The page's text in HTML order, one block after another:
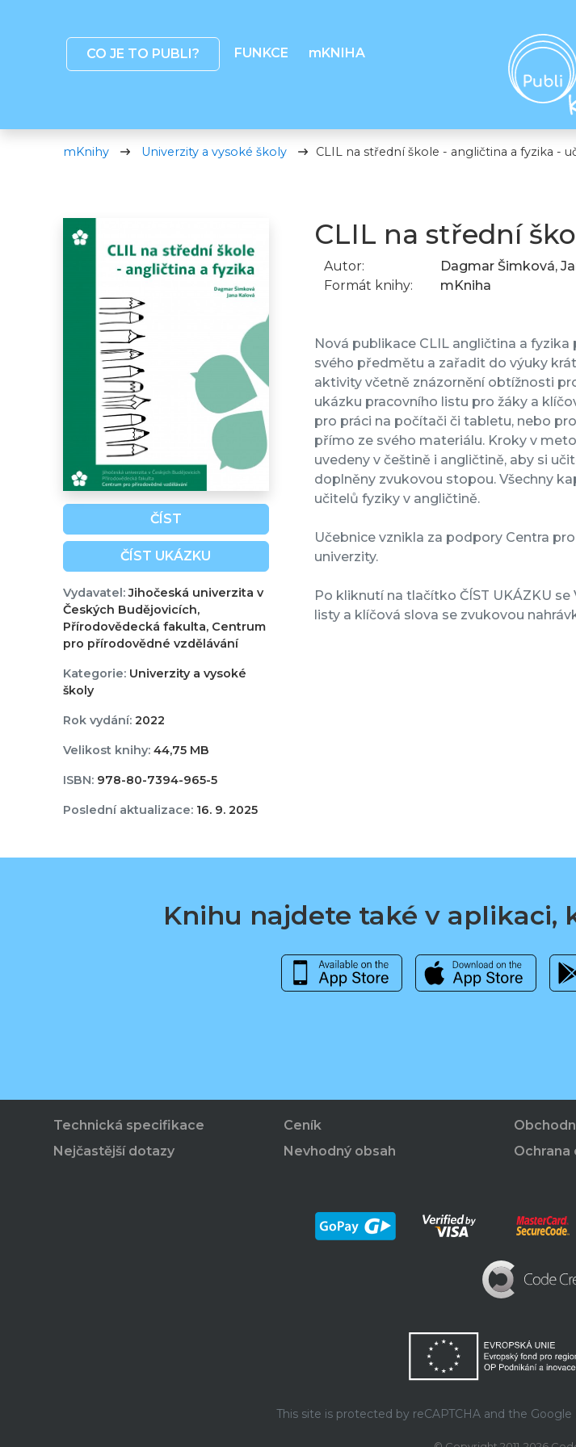
CO JE TO PUBLI? FUNKCE mKNIHA
mKnihy Univerzity a vysoké školy CLIL na střední škole - angličtina a fyzika -
ČÍST
ČÍST UKÁZKU
Vydavatel:Jihočeská univerzita v
Českých Budějovicích,
Přírodovědecká fakulta, Centrum
pro přírodovědné vzdělávání
Kategorie:Univerzity a vysoké
školy
Rok vydání:2022
Velikost knihy:44,75 MB
ISBN:978-80-7394-965-5
Poslední aktualizace:16. 9. 2025
CLIL na střední
Autor:
Dagmar Šimková,
Formát knihy:
mKniha
Nová publikace CLIL angličtina a
svého předmětu a zařadit do výuky
aktivity včetně znázornění obtížnosti
ukázku pracovního listu pro žáky a
pro práci na počítači či tabletu, nebo
přímo ze svého materiálu. Kroky v
uvedeny v češtině i angličtině, aby si
doplněny zvukovou stopou. Všechny
učitelů fyziky v angličtině.
Učebnice vznikla za podpory Centra
univerzity.
Po kliknutí na tlačítko ČÍST UKÁZKU
listy a klíčová slova se zvukovou
Knihu najdete také v aplikaci,
Technická specifikace
Nejčastější dotazy
Ceník
Nevhodný obsah
Ochrana
This site is protected by reCAPTCHA and the Google